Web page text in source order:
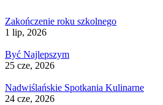
Zakończenie roku szkolnego
1 lip, 2026
Być Najlepszym
25 cze, 2026
Nadwiślańskie Spotkania Kulinarne
24 cze, 2026